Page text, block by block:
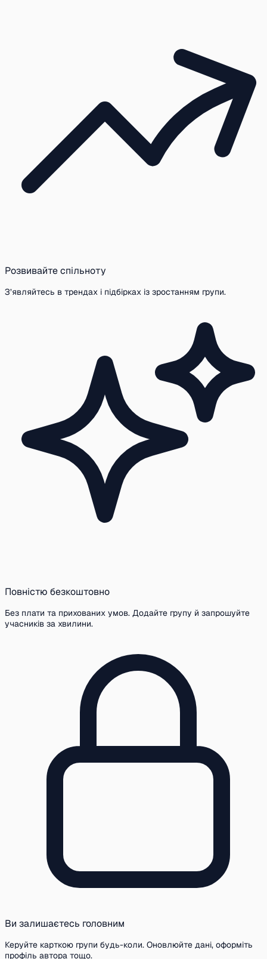
Розвивайте спільноту
З’являйтесь в трендах і підбірках із зростанням групи.
Повністю безкоштовно
Без плати та прихованих умов. Додайте групу й запрошуйте
учасників за хвилини.
Ви залишаєтесь головним
Керуйте карткою групи будь-коли. Оновлюйте дані, оформіть
профіль автора тощо.